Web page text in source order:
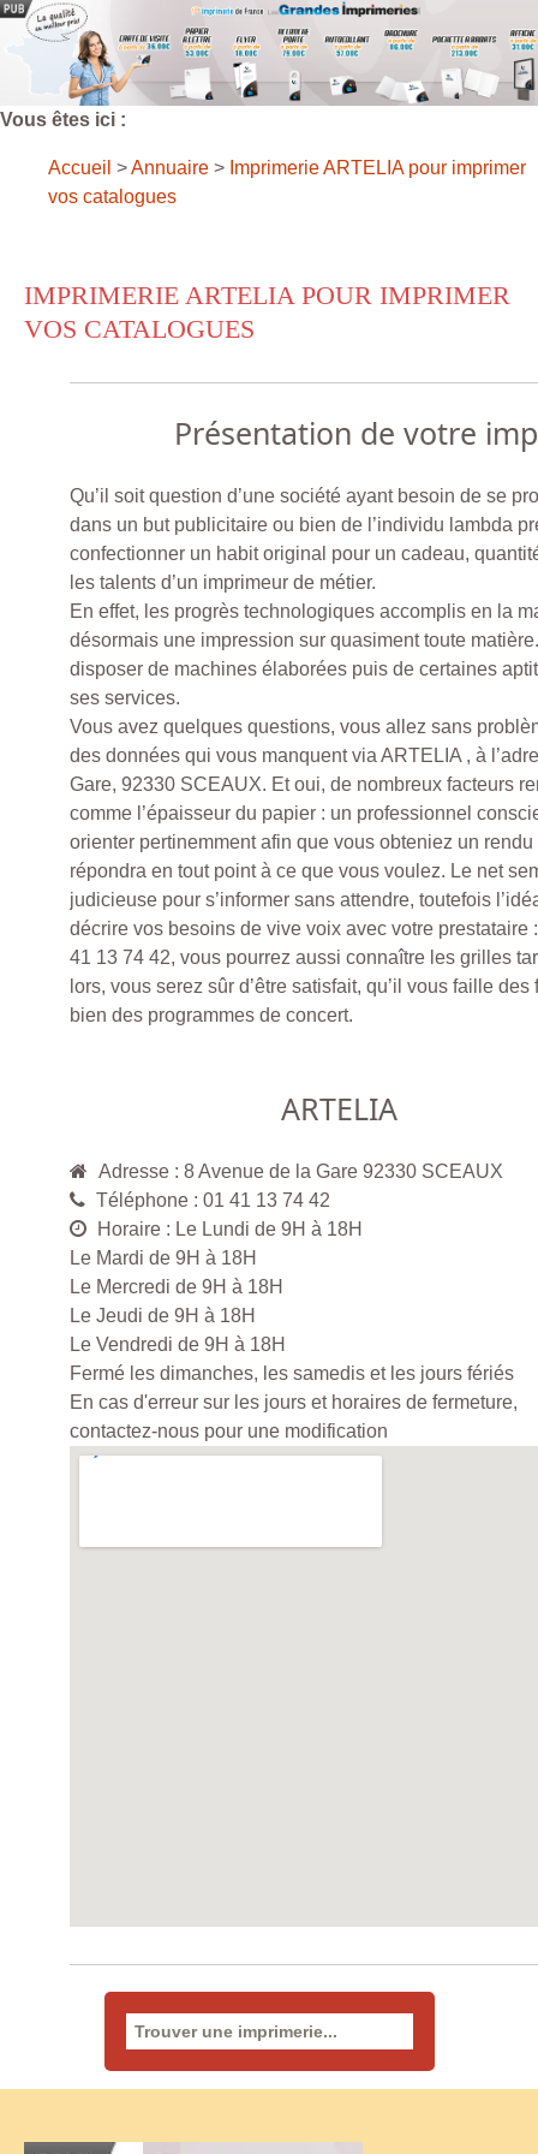
Vous êtes ici :
Accueil >Annuaire > Imprimerie ARTELIA pour imprimer
vos catalogues
IMPRIMERIE ARTELIA POUR IMPRIMER
VOS CATALOGUES
Présentation de votre
Qu’il soit question d’une société ayant besoin de se
dans un but publicitaire ou bien de l’individu lambda
confectionner un habit original pour un cadeau,
les talents d’un imprimeur de métier.
En effet, les progrès technologiques accomplis en la
désormais une impression sur quasiment toute
disposer de machines élaborées puis de certaines
ses services.
Vous avez quelques questions, vous allez sans
des données qui vous manquent via ARTELIA , à
Gare, 92330 SCEAUX. Et oui, de nombreux facteurs
comme l’épaisseur du papier : un professionnel
orienter pertinemment afin que vous obteniez un
répondra en tout point à ce que vous voulez. Le net
judicieuse pour s’informer sans attendre, toutefois
décrire vos besoins de vive voix avec votre prestataire
41 13 74 42, vous pourrez aussi connaître les grilles
lors, vous serez sûr d’être satisfait, qu’il vous faille
bien des programmes de concert.
ARTELIA
Adresse : 8 Avenue de la Gare 92330 SCEAUX
Téléphone : 01 41 13 74 42
Horaire : Le Lundi de 9H à 18H
Le Mardi de 9H à 18H
Le Mercredi de 9H à 18H
Le Jeudi de 9H à 18H
Le Vendredi de 9H à 18H
Fermé les dimanches, les samedis et les jours fériés
En cas d'erreur sur les jours et horaires de fermeture,
contactez-nous pour une modification
Rechercher